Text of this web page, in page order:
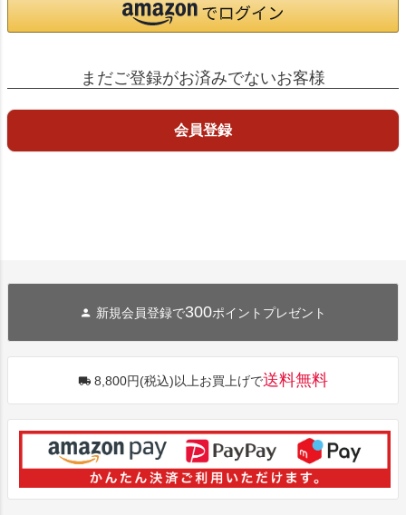
まだご登録がお済みでないお客様
会員登録
新規会員登録で300ポイントプレゼント
8,800円(税込)以上お買上げで送料無料